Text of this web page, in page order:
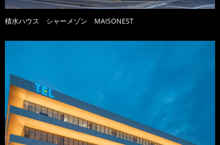
積水ハウス シャーメゾン MAISONEST